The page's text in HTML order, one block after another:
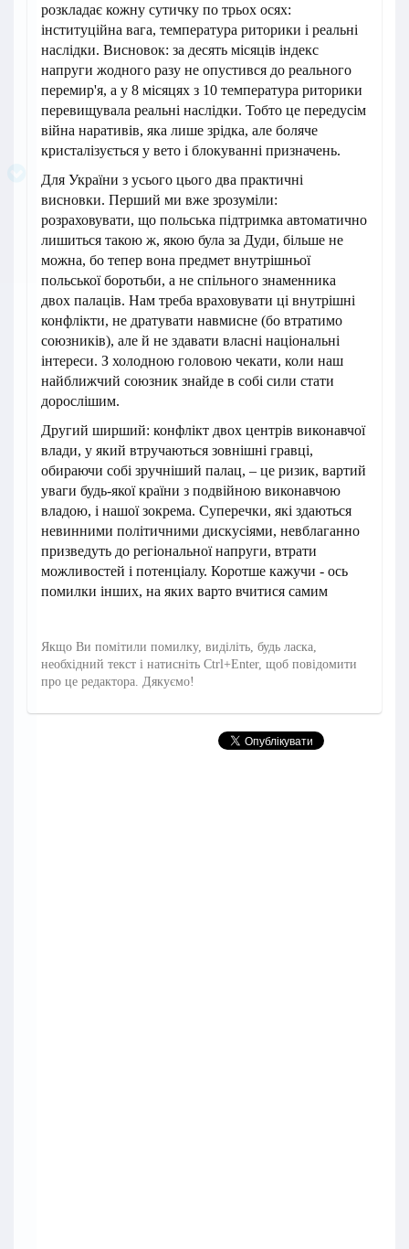
розкладає кожну сутичку по трьох осях:
інституційна вага, температура риторики і реальні
наслідки. Висновок: за десять місяців індекс
напруги жодного разу не опустився до реального
перемир'я, а у 8 місяцях з 10 температура риторики
перевищувала реальні наслідки. Тобто це передусім
війна наративів, яка лише зрідка, але боляче
кристалізується у вето і блокуванні призначень.
Для України з усього цього два практичні
висновки. Перший ми вже зрозуміли:
розраховувати, що польська підтримка автоматично
лишиться такою ж, якою була за Дуди, більше не
можна, бо тепер вона предмет внутрішньої
польської боротьби, а не спільного знаменника
двох палаців. Нам треба враховувати ці внутрішні
конфлікти, не дратувати навмисне (бо втратимо
союзників), але й не здавати власні національні
інтереси. З холодною головою чекати, коли наш
найближчий союзник знайде в собі сили стати
дорослішим.
Другий ширший: конфлікт двох центрів виконавчої
влади, у який втручаються зовнішні гравці,
обираючи собі зручніший палац, – це ризик, вартий
уваги будь-якої країни з подвійною виконавчою
владою, і нашої зокрема. Суперечки, які здаються
невинними політичними дискусіями, невблаганно
призведуть до регіональної напруги, втрати
можливостей і потенціалу. Коротше кажучи - ось
помилки інших, на яких варто вчитися самим
Якщо Ви помітили помилку, виділіть, будь ласка,
необхідний текст і натисніть Ctrl+Enter, щоб повідомити
про це редактора. Дякуємо!